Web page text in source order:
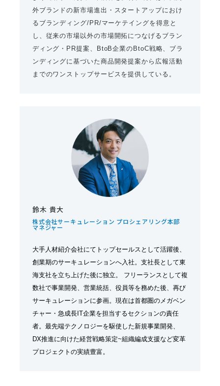
外ブランドの新市場進出・スタートアップにおけ
るブランディング/PR/マーケテイングを得意と
し、従来の市場以外の市場開拓につなげるブラン
ディング・PR提案、BtoB企業のBtoC戦略、ブラ
ンディングに基づいた商品開発提案から広報活動
までのワンストップサービスを提供している。
鈴木 貴大
株式会社サーキュレーション プロシェアリング本部
マネジャー
大手人材紹介会社にてトップセールスとして活躍後、
創業期のサーキュレーションへ入社。支社長として東
海支社を立ち上げた後に独立。 フリーランスとして複
数社で事業開発、営業統括、役員等を務めた後、再び
サーキュレーションに参画。現在は首都圏のメガベン
チャー・急成長IT企業を担当するセクションの責任
者。最先端テクノロジーを駆使した新規事業開発、
DX推進に向けた経営戦略策定~組織編成支援など変革
プロジェクトの実績豊富。